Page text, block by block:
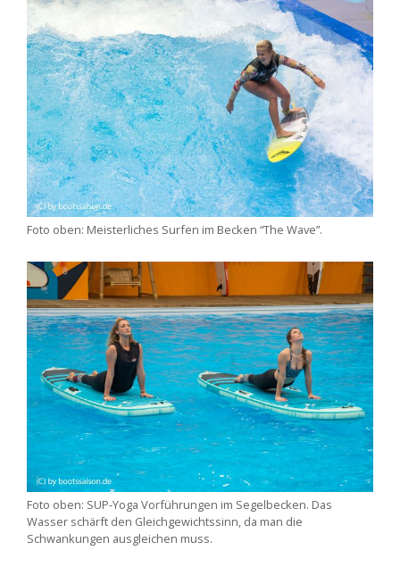
Foto oben: Meisterliches Surfen im Becken “The Wave”.
Foto oben: SUP-Yoga Vorführungen im Segelbecken. Das
Wasser schärft den Gleichgewichtssinn, da man die
Schwankungen ausgleichen muss.